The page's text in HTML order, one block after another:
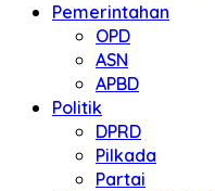
Pemerintahan
OPD
ASN
APBD
Politik
DPRD
Pilkada
Partai